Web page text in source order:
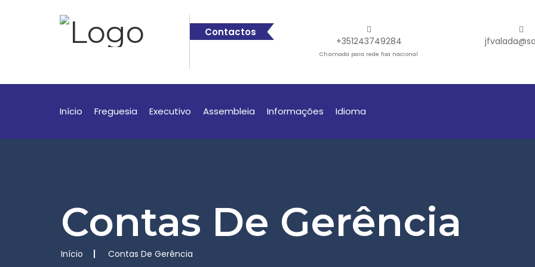
Contactos
+351243749284
Chamada para rede fixa nacional
Início Freguesia Executivo Assembleia Informações Idioma
Contas De Gerência
Início Contas De Gerência